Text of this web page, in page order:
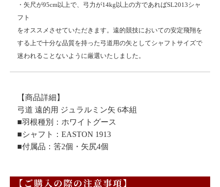
・矢尺が95cm以上で、弓力が14kg以上の方であればSL2013シャ
フト
をオススメさせていただきます。遠的競技においての安定飛翔を
する上で十分な品質を持った弓道用の矢としてシャフトサイズで
迷われることないように厳選いたしました。
【商品詳細】
弓道 遠的用 ジュラルミン矢 6本組
■羽根種別：ホワイトグース
■シャフト：EASTON 1913
■付属品：筈2個・矢尻4個